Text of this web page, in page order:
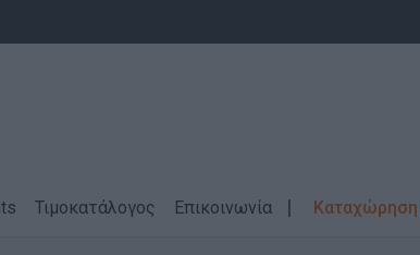
Τιμοκατάλογος Επικοινωνία Καταχώρηση